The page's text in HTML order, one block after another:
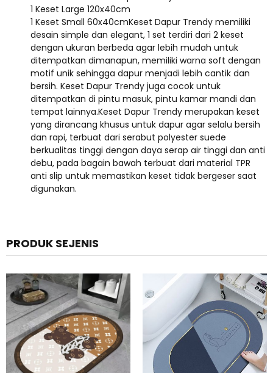
1 Keset Large 120x40cm
1 Keset Small 60x40cmKeset Dapur Trendy memiliki
desain simple dan elegant, 1 set terdiri dari 2 keset
dengan ukuran berbeda agar lebih mudah untuk
ditempatkan dimanapun, memiliki warna soft dengan
motif unik sehingga dapur menjadi lebih cantik dan
bersih. Keset Dapur Trendy juga cocok untuk
ditempatkan di pintu masuk, pintu kamar mandi dan
tempat lainnya.Keset Dapur Trendy merupakan keset
yang dirancang khusus untuk dapur agar selalu bersih
dan rapi, terbuat dari serabut polyester suede
berkualitas tinggi dengan daya serap air tinggi dan anti
debu, pada bagain bawah terbuat dari material TPR
anti slip untuk memastikan keset tidak bergeser saat
digunakan.
PRODUK SEJENIS